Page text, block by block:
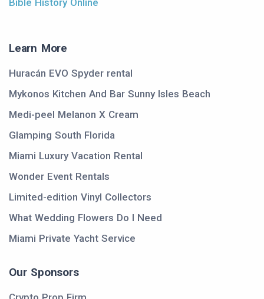
Bible History Online
Learn More
Huracán EVO Spyder rental
Mykonos Kitchen And Bar Sunny Isles Beach
Medi-peel Melanon X Cream
Glamping South Florida
Miami Luxury Vacation Rental
Wonder Event Rentals
Limited-edition Vinyl Collectors
What Wedding Flowers Do I Need
Miami Private Yacht Service
Our Sponsors